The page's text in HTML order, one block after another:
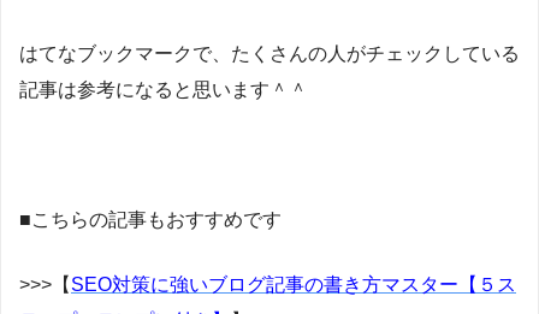
はてなブックマークで、たくさんの人がチェックしている
記事は参考になると思います＾＾
■こちらの記事もおすすめです
>>>【 SEO対策に強いブログ記事の書き方マスター【５ス